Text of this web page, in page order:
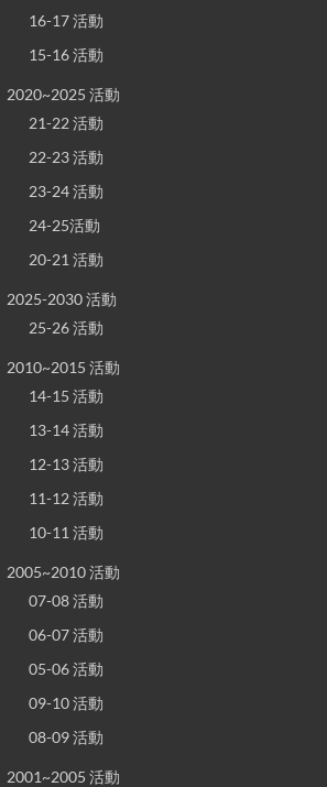
16-17 活動
15-16 活動
2020~2025 活動
21-22 活動
22-23 活動
23-24 活動
24-25活動
20-21 活動
2025-2030 活動
25-26 活動
2010~2015 活動
14-15 活動
13-14 活動
12-13 活動
11-12 活動
10-11 活動
2005~2010 活動
07-08 活動
06-07 活動
05-06 活動
09-10 活動
08-09 活動
2001~2005 活動